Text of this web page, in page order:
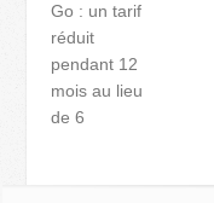
Go : un tarif
réduit
pendant 12
mois au lieu
de 6